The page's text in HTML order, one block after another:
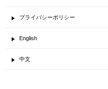
プライバシーポリシー
English
中文